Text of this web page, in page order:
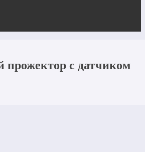
прожектор с датчиком